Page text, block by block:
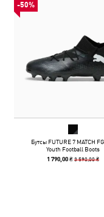
-50%
Бутсы FUTURE 7 MATCH
Youth Football Boots
1 790,00 ₴3 590,00 ₴